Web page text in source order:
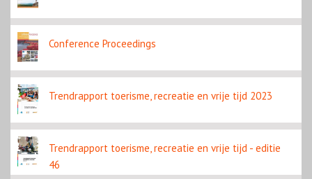
Conference Proceedings
Trendrapport toerisme, recreatie en vrije tijd 2023
Trendrapport toerisme, recreatie en vrije tijd - editie
46